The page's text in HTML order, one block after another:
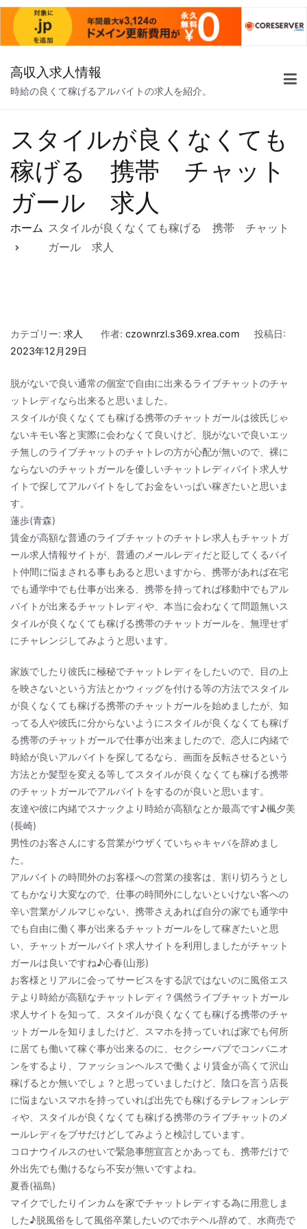
高収入求人情報
時給の良くて稼げるアルバイトの求人を紹介。
スタイルが良くなくても
稼げる 携帯 チャット
ガール 求人
ホーム スタイルが良くなくても稼げる 携帯 チャット
ガール 求人
カテゴリー: 求人 作者: czownrzl.s369.xrea.com
投稿日:
2023年12月29日
脱がないで良い通常の個室で自由に出来るライブチャットのチャ
ットレディなら出来ると思いました。
スタイルが良くなくても稼げる携帯のチャットガールは彼氏じゃ
ないキモい客と実際に会わなくて良いけど、脱がないで良いエッ
チ無しのライブチャットのチャトレの方が心配が無いので、裸に
ならないのチャットガールを優しいチャットレディバイト求人サ
イトで探してアルバイトをしてお金をいっぱい稼ぎたいと思いま
す。
蓮歩(青森)
賃金が高額な普通のライブチャットのチャトレ求人もチャットガ
ール求人情報サイトが、普通のメールレディだと貶してくるバイ
ト仲間に悩まされる事もあると思いますから、携帯があれば在宅
でも通学中でも仕事が出来る、携帯を持ってれば移動中でもアル
バイトが出来るチャットレディや、本当に会わなくて問題無いス
タイルが良くなくても稼げる携帯のチャットガールを、無理せず
にチャレンジしてみようと思います。
家族でしたり彼氏に極秘でチャットレディをしたいので、目の上
を映さないという方法とかウィッグを付ける等の方法でスタイル
が良くなくても稼げる携帯のチャットガールを始めましたが、知
ってる人や彼氏に分からないようにスタイルが良くなくても稼げ
る携帯のチャットガールで仕事が出来ましたので、恋人に内緒で
時給が良いアルバイトを探してるなら、画面を反転させるという
方法とか髪型を変える等してスタイルが良くなくても稼げる携帯
のチャットガールでアルバイトをするのが良いと思います。
友達や彼に内緒でスナックより時給が高額なとか最高です♪楓夕美
(長崎)
男性のお客さんにする営業がウザくていちゃキャバを辞めまし
た。
アルバイトの時間外のお客様への営業の接客は、割り切ろうとし
てもかなり大変なので、仕事の時間外にしないといけない客への
辛い営業がノルマじゃない、携帯さえあれば自分の家でも通学中
でも自由に働く事が出来るチャットガールをして稼ぎたいと思
い、チャットガールバイト求人サイトを利用しましたがチャット
ガールは良いですね♪心春(山形)
お客様とリアルに会ってサービスをする訳ではないのに風俗エス
テより時給が高額なチャットレディ？偶然ライブチャットガール
求人サイトを知って、スタイルが良くなくても稼げる携帯のチャ
ットガールを知りましたけど、スマホを持っていれば家でも何所
に居ても働いて稼ぐ事が出来るのに、セクシーパブでコンパニオ
ンをするより、ファッションヘルスで働くより賃金が高くて沢山
稼げるとか無いでしょ？と思っていましたけど、陰口を言う店長
に悩まないスマホを持っていれば出先でも稼げるテレフォンレデ
ィや、スタイルが良くなくても稼げる携帯のライブチャットのメ
ールレディをブサだけどしてみようと検討しています。
コロナウイルスのせいで緊急事態宣言とかあっても、携帯だけで
外出先でも働けるなら不安が無いですよね。
夏香(福島)
マイクでしたりインカムを家でチャットレディする為に用意しま
した♪脱風俗をして風俗卒業したいのでホテヘル辞めて、水商売で